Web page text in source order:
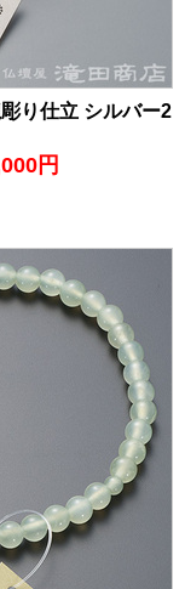
り仕立 シルバー2
円